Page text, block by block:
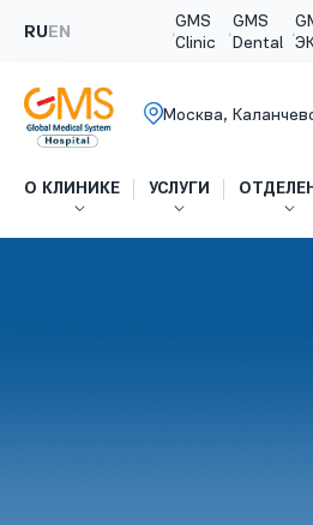
RUEN
GMS
Clinic
GMS
Dental
Москва,
О КЛИНИКЕ УСЛУГИ